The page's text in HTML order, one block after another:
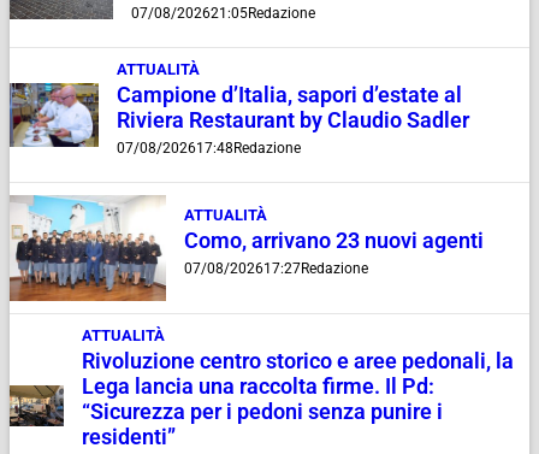
07/08/202621:05Redazione
ATTUALITÀ
Campione d’Italia, sapori d’estate al
Riviera Restaurant by Claudio Sadler
07/08/202617:48 Redazione
ATTUALITÀ
Como, arrivano 23 nuovi agenti
07/08/202617:27Redazione
ATTUALITÀ
Rivoluzione centro storico e aree pedonali, la
Lega lancia una raccolta firme. Il Pd:
“Sicurezza per i pedoni senza punire i
residenti”